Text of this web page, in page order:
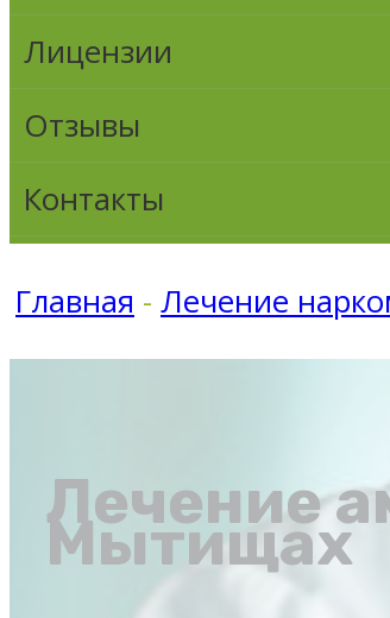
Лицензии
Отзывы
Контакты
Главная - Лечение
Лечение
Мытищах